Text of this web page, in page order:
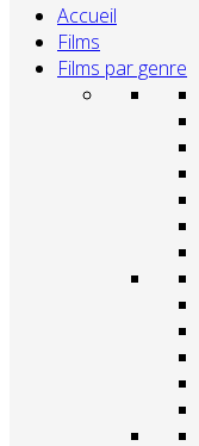
Accueil
Films
Films par genre